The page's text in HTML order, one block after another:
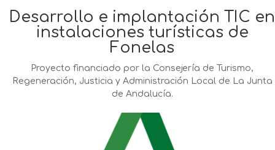
Desarrollo e implantación TIC en
instalaciones turísticas de
Fonelas
Proyecto financiado por la Consejería de Turismo,
Regeneración, Justicia y Administración Local de La Junta
de Andalucía.